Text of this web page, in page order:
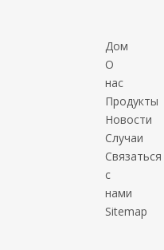
Дом
О
нас
Продукты
Новости
Случаи
Связаться
с
нами
Sitemap